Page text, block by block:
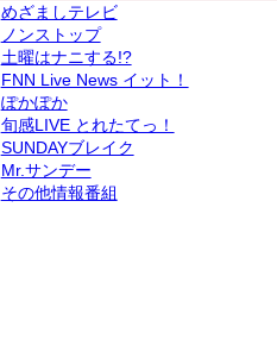
めざましテレビ
ノンストップ
土曜はナニする!?
FNN Live News イット！
ぽかぽか
旬感LIVE とれたてっ！
SUNDAYブレイク
Mr.サンデー
その他情報番組